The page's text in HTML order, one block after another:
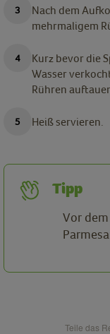
Nach dem
mehrmaligem
Kurz bevor die
Wasser
Rühren
Heiß servieren.
Tipp
Vor
Teile das